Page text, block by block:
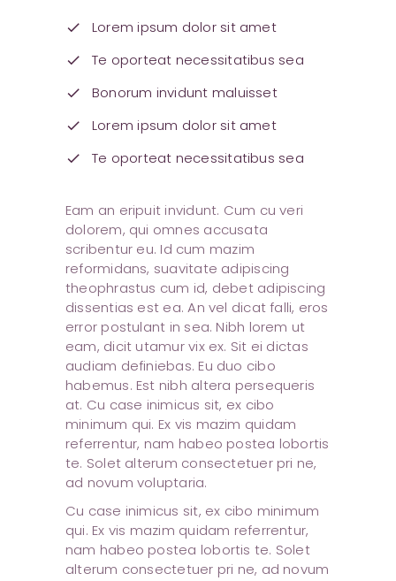
check Lorem ipsum dolor sit amet
check Te oporteat necessitatibus sea
check Bonorum invidunt maluisset
check Lorem ipsum dolor sit amet
check Te oporteat necessitatibus sea
Eam an eripuit invidunt. Cum cu veri
dolorem, qui omnes accusata
scribentur eu. Id cum mazim
reformidans, suavitate adipiscing
theophrastus cum id, debet adipiscing
dissentias est ea. An vel dicat falli, eros
error postulant in sea. Nibh lorem ut
eam, dicit utamur vix ex. Sit ei dictas
audiam definiebas. Eu duo cibo
habemus. Est nibh altera persequeris
at. Cu case inimicus sit, ex cibo
minimum qui. Ex vis mazim quidam
referrentur, nam habeo postea lobortis
te. Solet alterum consectetuer pri ne,
ad novum voluptaria.
Cu case inimicus sit, ex cibo minimum
qui. Ex vis mazim quidam referrentur,
nam habeo postea lobortis te. Solet
alterum consectetuer pri ne, ad novum